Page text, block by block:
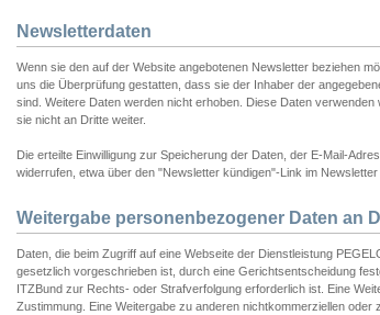
Newsletterdaten
Wenn sie den auf der Website angebotenen Newsletter beziehen
uns die Überprüfung gestatten, dass sie der Inhaber der
sind. Weitere Daten werden nicht erhoben. Diese Daten
sie nicht an Dritte weiter.
Die erteilte Einwilligung zur Speicherung der Daten, der E-Mail-
widerrufen, etwa über den "Newsletter kündigen"-Link im Newsletter
Weitergabe personenbezogener Daten an
Daten, die beim Zugriff auf eine Webseite der Dienstleistung
gesetzlich vorgeschrieben ist, durch eine Gerichtsentscheidung
ITZBund zur Rechts- oder Strafverfolgung erforderlich ist. Eine
Zustimmung. Eine Weitergabe zu anderen nichtkommerziellen oder